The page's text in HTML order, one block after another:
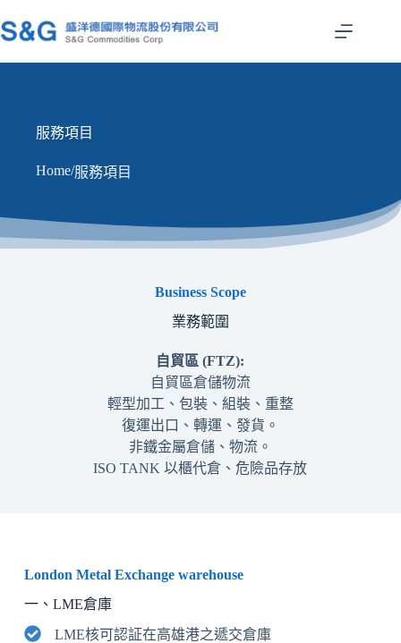
至
服務項目
Home/服務項目
Business Scope
業務範圍
自貿區 (FTZ):
自貿區倉儲物流
輕型加工、包裝、組裝、重整
復運出口、轉運、發貨。
非鐵金屬倉儲、物流。
ISO TANK 以櫃代倉、危險品存放
London Metal Exchange warehouse
一、LME倉庫
LME核可認証在高雄港之遞交倉庫